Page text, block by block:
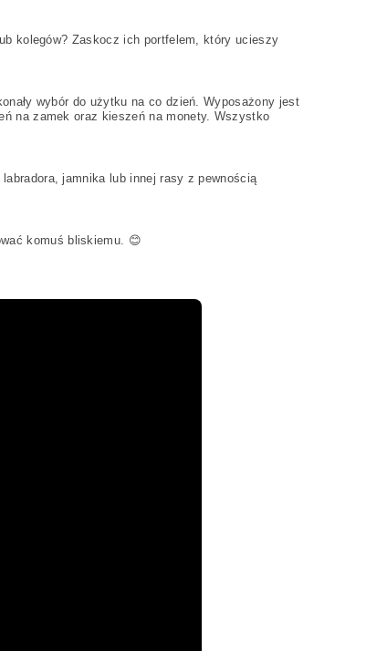
kolegów? Zaskocz ich portfelem, który ucieszy
wybór do użytku na co dzień. Wyposażony jest
na zamek oraz kieszeń na monety. Wszystko
jamnika lub innej rasy z pewnością
komuś bliskiemu. 😊